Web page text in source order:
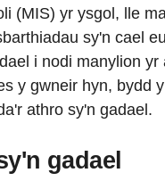
(MIS) yr ysgol, lle
sy'n cael
i nodi manylion yr
y gwneir hyn, bydd
athro sy'n gadael.
gadael